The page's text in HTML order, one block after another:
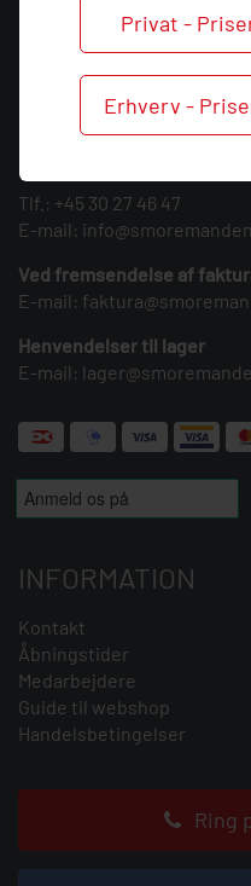
Privat -
Erhverv -
KONTAKT
Smøremanden A/S
CVR: 39683717
Søndergården 3
Tlf.: +45 30 27 46 47
E-mail:
Ved fremsendelse af
E-mail:
Henvendelser til lager
E-mail:
INFORMATION
Kontakt
Åbningstider
Medarbejdere
Guide til webshop
Handelsbetingelser
Ring